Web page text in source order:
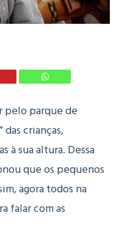
pelo parque de
crianças,
à sua altura. Dessa
que os pequenos
agora todos na
falar com as